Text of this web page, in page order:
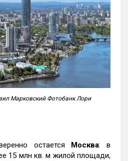
Марковский Фотобанк Лори
остается Москва: в
15 млн кв. м жилой площади,